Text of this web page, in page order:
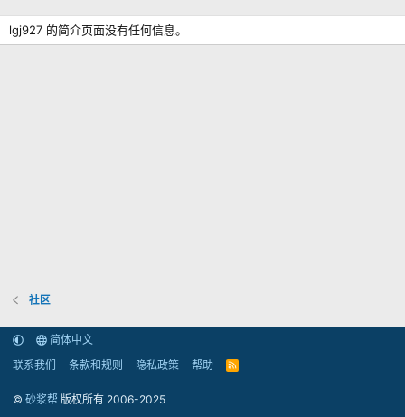
lgj927 的简介页面没有任何信息。
社区
简体中文
联系我们
条款和规则 隐私政策 帮助
R
© 砂浆帮 版权所有 2006-2025